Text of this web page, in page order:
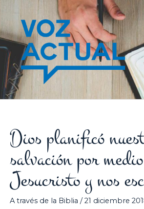
contenido
Dios planificó
salvación por
Jesucristo y nos
A través de la Biblia /21 diciembre